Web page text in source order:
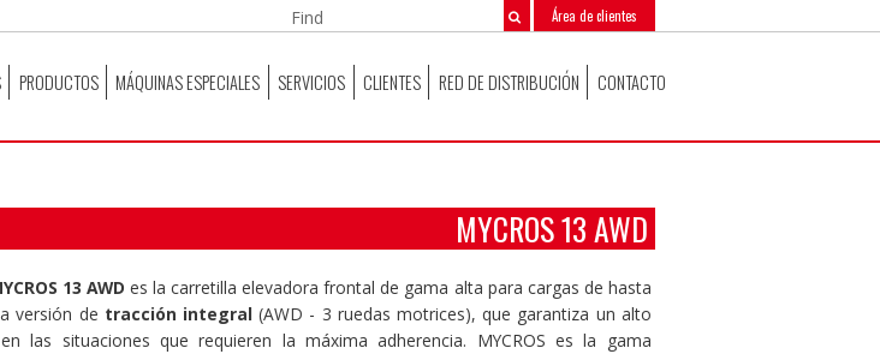
Área de clientes
PRODUCTOS MÁQUINAS ESPECIALES SERVICIOS CLIENTES RED DE DISTRIBUCIÓN CONTACTO
MYCROS 13 AWD
13 AWDes la carretilla elevadora frontal de gama alta para cargas de hasta
versión de tracción integral(AWD - 3 ruedas motrices), que garantiza un alto
las situaciones que requieren la máxima adherencia. MYCROS es la gama